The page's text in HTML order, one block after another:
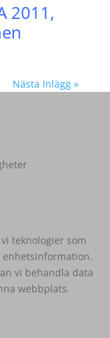
2011,
Nästa Inlägg »
teknologier som
vi behandla data
webbplats.